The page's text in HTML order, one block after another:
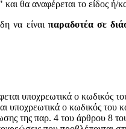
το είδος ή/και
να είναι παραδοτέα σε
υποχρεωτικά ο κωδικός
υποχρεωτικά ο κωδικός του
της παρ. 4 του άρθρου 8